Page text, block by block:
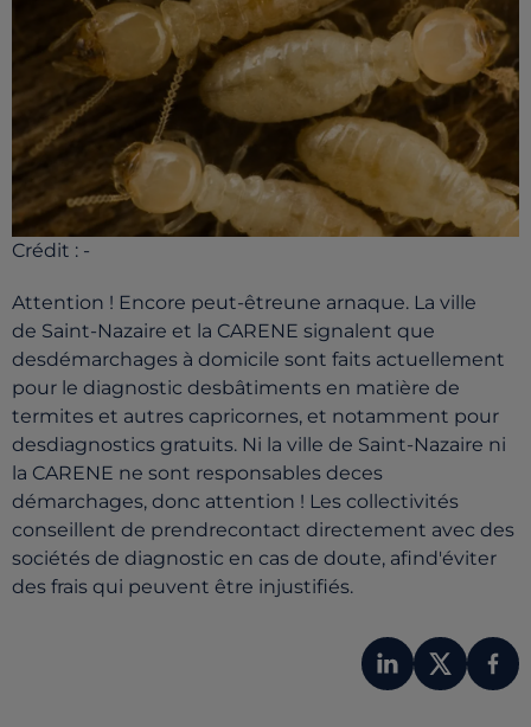
Crédit : -
Attention ! Encore peut-êtreune arnaque. La ville
de Saint-Nazaire et la CARENE signalent que
desdémarchages à domicile sont faits actuellement
pour le diagnostic desbâtiments en matière de
termites et autres capricornes, et notamment pour
desdiagnostics gratuits. Ni la ville de Saint-Nazaire ni
la CARENE ne sont responsables deces
démarchages, donc attention ! Les collectivités
conseillent de prendrecontact directement avec des
sociétés de diagnostic en cas de doute, afind'éviter
des frais qui peuvent être injustifiés.